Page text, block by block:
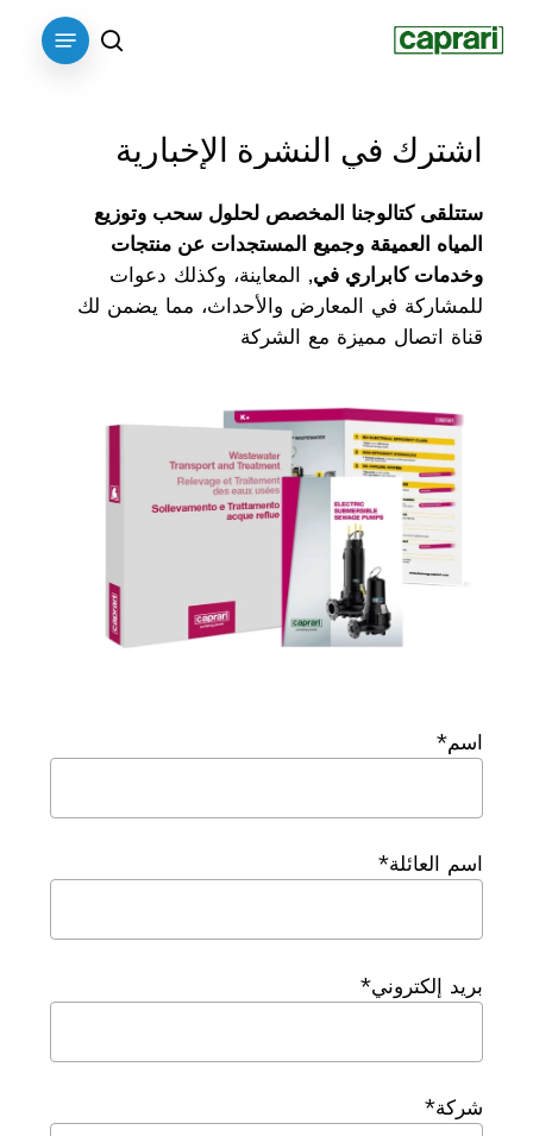
search
Menu
اشترك في النشرة الإخبارية
ستتلقى كتالوجنا المخصص لحلول سحب وتوزيع
المياه العميقة وجميع المستجدات عن منتجات
وخدمات كابراري في, المعاينة، وكذلك دعوات
للمشاركة في المعارض والأحداث، مما يضمن لك
قناة اتصال مميزة مع الشركة
اسم*
اسم العائلة*
بريد إلكتروني*
شركة*